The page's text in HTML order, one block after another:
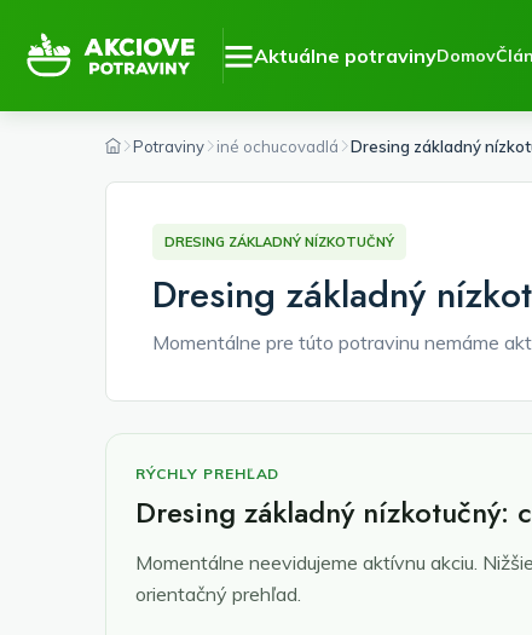
Aktuálne potravinyDomov
Potraviny iné ochucovadlá Dresing základný
DRESING ZÁKLADNÝ NÍZKOTUČNÝ
Dresing základný
Momentálne pre túto potravinu nemáme
RÝCHLY PREHĽAD
Dresing základný nízkotučný:
Momentálne neevidujeme aktívnu akciu.
orientačný prehľad.